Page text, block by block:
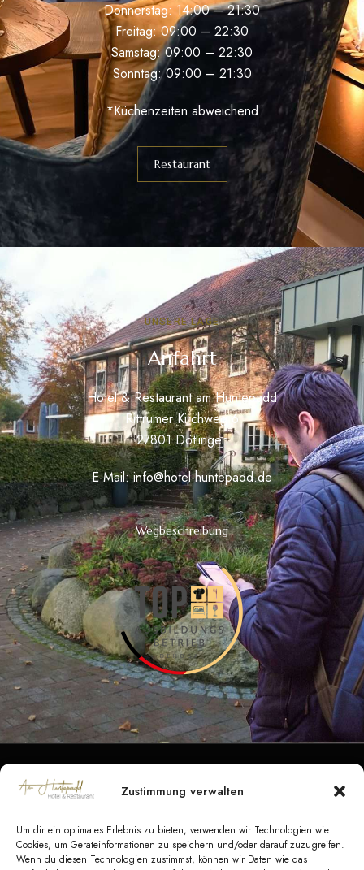
Zustimmung verwalten
Um dir ein optimales Erlebnis zu bieten, verwenden wir Technologien wie
Cookies, um Geräteinformationen zu speichern und/oder darauf zuzugreifen.
Wenn du diesen Technologien zustimmst, können wir Daten wie das
Donnerstag: 14:00 – 21:30
Freitag: 09:00 – 22:30
Samstag: 09:00 – 22:30
Sonntag: 09:00 – 21:30
*Küchenzeiten abweichend
Restaurant
UNSERE LAGE
Anfahrt
Hotel & Restaurant am Huntepadd
Rittrumer Kirchweg 6
27801 Dötlingen
E-Mail:info@hotel-huntepadd.de
Wegbeschreibung
Datenschutz |Impressum|Barrierefreiheit
AGB Hotel| AGB Veranstaltungen|AGB